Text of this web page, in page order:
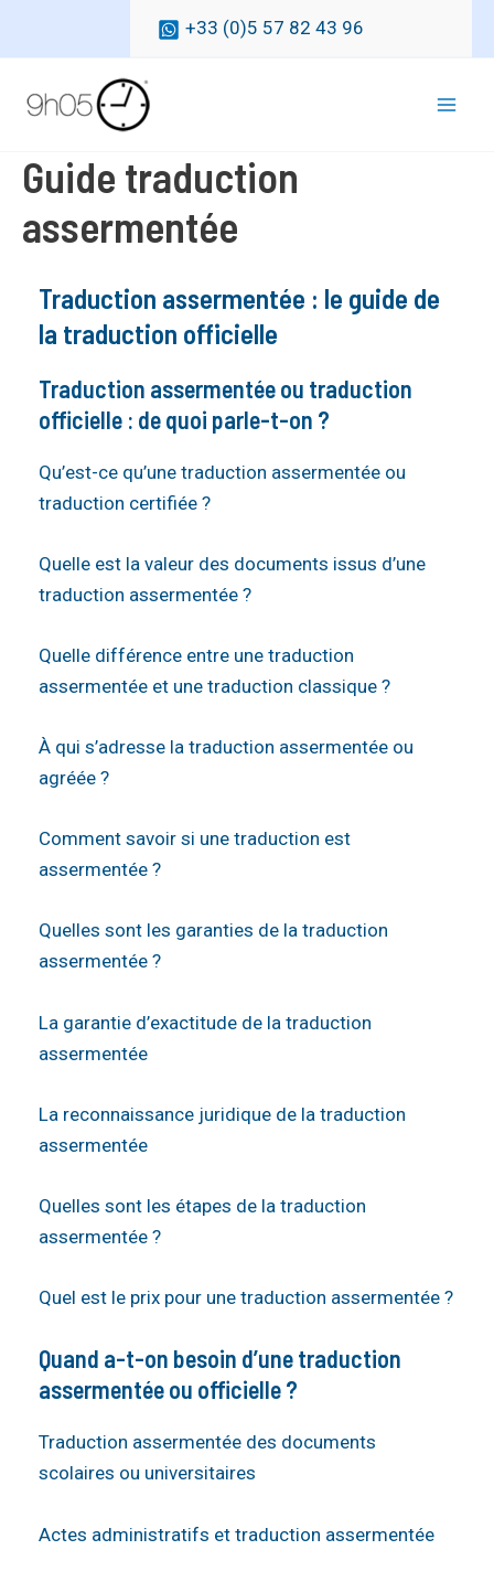
+33 (0)5 57 82 43 96
Guide traduction
assermentée
Traduction assermentée : le guide de
la traduction officielle
Traduction assermentée ou traduction
officielle : de quoi parle-t-on ?
Qu’est-ce qu’une traduction assermentée ou
traduction certifiée ?
Quelle est la valeur des documents issus d’une
traduction assermentée ?
Quelle différence entre une traduction
assermentée et une traduction classique ?
À qui s’adresse la traduction assermentée ou
agréée ?
Comment savoir si une traduction est
assermentée ?
Quelles sont les garanties de la traduction
assermentée ?
La garantie d’exactitude de la traduction
assermentée
La reconnaissance juridique de la traduction
assermentée
Quelles sont les étapes de la traduction
assermentée ?
Quel est le prix pour une traduction assermentée ?
Quand a-t-on besoin d’une traduction
assermentée ou officielle ?
Traduction assermentée des documents
scolaires ou universitaires
Actes administratifs et traduction assermentée